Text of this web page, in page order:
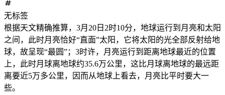
无标签
根据天文精确推算，3月20日2时10分，地球运行到月亮和太阳
之间，此时月亮恰好“直面”太阳，它将太阳的光全部反射给地
球，故呈现“最圆”；3时许，月亮运行到距离地球最近的位置
上，此时月球离地球约35.6万公里，这比月球离地球的最远距
离要近5万多公里，因而从地球上看去，月亮比平时要大一
些。